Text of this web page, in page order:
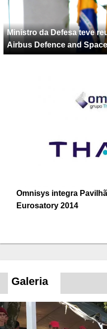
Ministro da Defesa teve
Airbus Defence and
Omnisys integra
Eurosatory 2014
Galeria